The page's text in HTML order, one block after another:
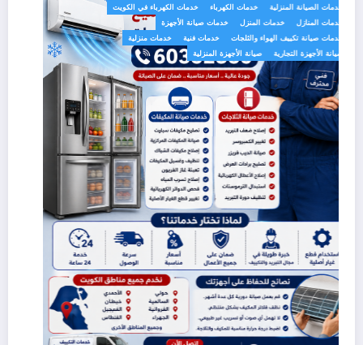
خدمات الصيانة المنزلية
خدمات الكهرباء
خدمات الكهرباء في الكويت
خدمات المنازل
خدمات المنزل
خدمات صيانة الأجهزة
خدمات صيانة تكييف الهواء والثلجات
خدمات فنية
خدمات منزلية
صيانة الأجهزة التجارية
صيانة الأجهزة المنزلية